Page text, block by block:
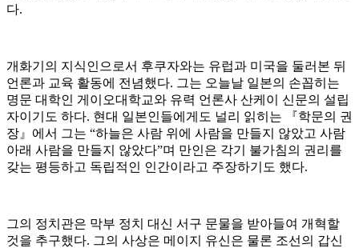
다.
개화기의 지식인으로서 후쿠자와는 유럽과 미국을 둘러본 뒤
언론과 교육 활동에 전념했다. 그는 오늘날 일본의 손꼽히는
명문 대학인 게이오대학교와 유력 언론사 산케이 신문의 설립
자이기도 하다. 현대 일본인들에게도 널리 읽히는 『학문의 권
장』에서 그는 “하늘은 사람 위에 사람을 만들지 않았고 사람
아래 사람을 만들지 않았다”며 만인은 각기 불가침의 권리를
갖는 평등하고 독립적인 인간이라고 주장하기도 했다.
그의 정치관은 막부 정치 대신 서구 문물을 받아들여 개혁할
것을 추구했다. 그의 사상은 메이지 유신은 물론 조선의 갑신